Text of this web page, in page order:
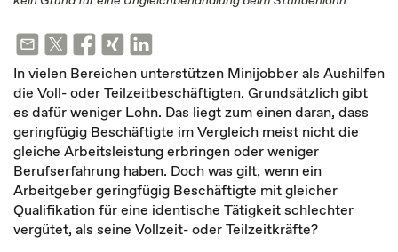
In vielen Bereichen unterstützen Minijobber als Aushilfen
die Voll- oder Teilzeitbeschäftigten. Grundsätzlich gibt
es dafür weniger Lohn. Das liegt zum einen daran, dass
geringfügig Beschäftigte im Vergleich meist nicht die
gleiche Arbeitsleistung erbringen oder weniger
Berufserfahrung haben. Doch was gilt, wenn ein
Arbeitgeber geringfügig Beschäftigte mit gleicher
Qualifikation für eine identische Tätigkeit schlechter
vergütet, als seine Vollzeit- oder Teilzeitkräfte?